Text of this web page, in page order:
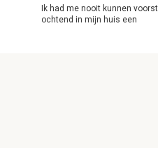
Ik had me nooit kunnen
ochtend in mijn huis een